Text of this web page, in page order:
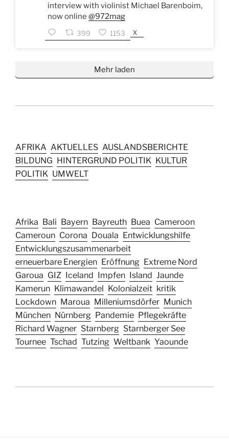
interview with violinist Michael Barenboim,
now online @972mag
399 1153 X
Mehr laden
AFRIKA AKTUELLES AUSLANDSBERICHTE
BILDUNG HINTERGRUND POLITIK KULTUR
POLITIK UMWELT
Afrika Bali Bayern Bayreuth Buea Cameroon
Cameroun Corona Douala Entwicklungshilfe
Entwicklungszusammenarbeit
erneuerbare Energien Eröffnung Extreme Nord
Garoua GIZ Iceland Impfen Island Jaunde
Kamerun Klimawandel Kolonialzeit kritik
Lockdown Maroua Milleniumsdörfer Munich
München Nürnberg Pandemie Pflegekräfte
Richard Wagner Starnberg Starnberger See
Tournee Tschad Tutzing Weltbank Yaounde